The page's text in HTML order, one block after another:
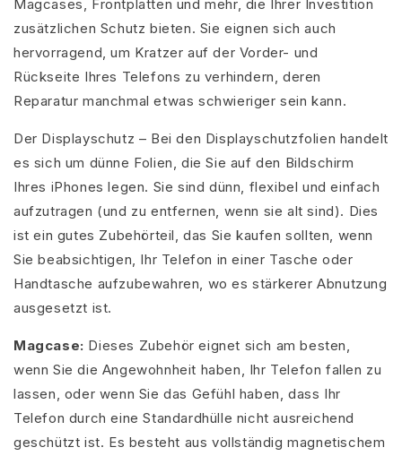
Magcases, Frontplatten und mehr, die Ihrer Investition
zusätzlichen Schutz bieten. Sie eignen sich auch
hervorragend, um Kratzer auf der Vorder- und
Rückseite Ihres Telefons zu verhindern, deren
Reparatur manchmal etwas schwieriger sein kann.
Der Displayschutz – Bei den Displayschutzfolien handelt
es sich um dünne Folien, die Sie auf den Bildschirm
Ihres iPhones legen. Sie sind dünn, flexibel und einfach
aufzutragen (und zu entfernen, wenn sie alt sind). Dies
ist ein gutes Zubehörteil, das Sie kaufen sollten, wenn
Sie beabsichtigen, Ihr Telefon in einer Tasche oder
Handtasche aufzubewahren, wo es stärkerer Abnutzung
ausgesetzt ist.
Magcase: Dieses Zubehör eignet sich am besten,
wenn Sie die Angewohnheit haben, Ihr Telefon fallen zu
lassen, oder wenn Sie das Gefühl haben, dass Ihr
Telefon durch eine Standardhülle nicht ausreichend
geschützt ist. Es besteht aus vollständig magnetischem